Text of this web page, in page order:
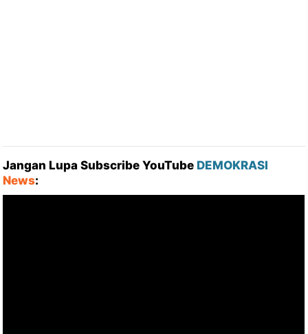
Jangan Lupa Subscribe YouTube DEMOKRASI
News: